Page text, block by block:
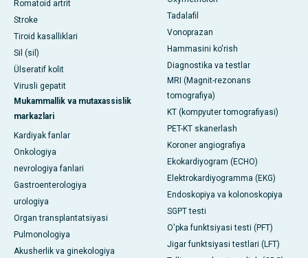
Romatoid artrit
Stroke
Tiroid kasalliklari
Sil (sil)
Ülseratif kolit
Virusli gepatit
Mukammallik va mutaxassislik
markazlari
Kardiyak fanlar
Onkologiya
nevrologiya fanlari
Gastroenterologiya
urologiya
Organ transplantatsiyasi
Pulmonologiya
Akusherlik va ginekologiya
Tadalafil
Vonoprazan
Hammasini ko'rish
Diagnostika va testlar
MRI (Magnit-rezonans
tomografiya)
KT (kompyuter tomografiyasi)
PET-KT skanerlash
Koroner angiografiya
Ekokardiyogram (ECHO)
Elektrokardiyogramma (EKG)
Endoskopiya va kolonoskopiya
SGPT testi
O'pka funktsiyasi testi (PFT)
Jigar funktsiyasi testlari (LFT)